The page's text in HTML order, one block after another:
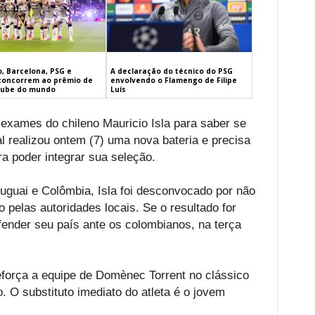
Barcelona, PSG e
ao prêmio de
do mundo
A declaração do técnico do PSG
envolvendo o Flamengo de Filipe
Luís
do chileno Mauricio Isla para saber se
realizou ontem (7) uma nova bateria e precisa
poder integrar sua seleção.
e Colômbia, Isla foi desconvocado por não
pelas autoridades locais. Se o resultado for
seu país ante os colombianos, na terça
a equipe de Domènec Torrent no clássico
O substituto imediato do atleta é o jovem